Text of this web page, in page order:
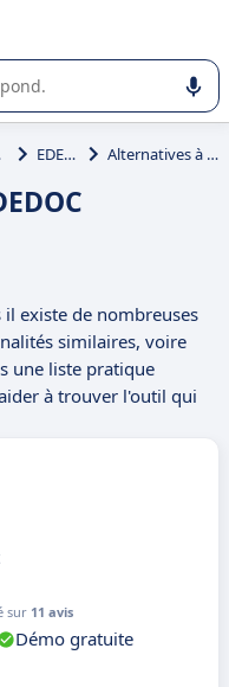
ou la sélection de
EDEDOC Alternatives à EDEDOC
il existe de nombreuses
similaires, voire
une liste pratique
à trouver l'outil qui
sur 11 avis
Démo gratuite